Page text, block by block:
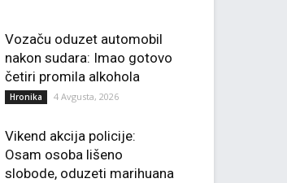
Vozaču oduzet automobil
nakon sudara: Imao gotovo
četiri promila alkohola
Hronika 4 Avgusta, 2026
Vikend akcija policije:
Osam osoba lišeno
slobode, oduzeti marihuana